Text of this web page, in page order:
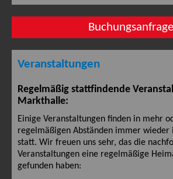
Buchungsanfrage
Veranstaltungen
Regelmäßig stattfindende
Markthalle:
Einige Veranstaltungen finden in mehr
regelmäßigen Abständen immer
statt. Wir freuen uns sehr, das die
Veranstaltungen eine regelmäßige
gefunden haben: